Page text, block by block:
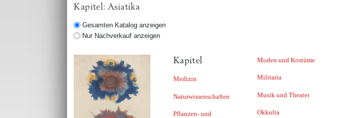
Kapitel: Asiatika
Gesamten Katalog anzeigen
Nur Nachverkauf anzeigen
Kapitel
Medizin
Naturwissenschaften
Pflanzen- und
Moden und Kostüme
Militaria
Musik und Theater
Okkulta